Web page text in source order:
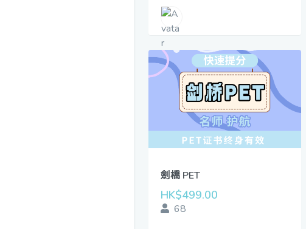
劍橋 PET
HK$499.00
68